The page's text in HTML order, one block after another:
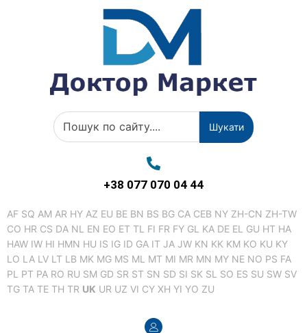
Шукати
+38 077 070 04 44
AF SQ AM AR HY AZ EU BE BN BS BG CA CEB NY ZH-CN ZH-TW
CO HR CS DA NL EN EO ET TL FI FR FY GL KA DE EL GU HT HA
HAW IW HI HMN HU IS IG ID GA IT JA JW KN KK KM KO KU KY
LO LA LV LT LB MK MG MS ML MT MI MR MN MY NE NO PS FA
PL PT PA RO RU SM GD SR ST SN SD SI SK SL SO ES SU SW SV
TG TA TE TH TR UK UR UZ VI CY XH YI YO ZU